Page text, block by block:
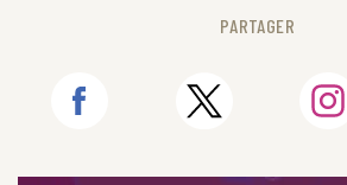
PARTAGER